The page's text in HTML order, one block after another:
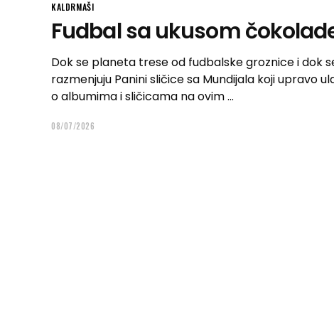
KALDRMAŠI
Fudbal sa ukusom
Dok se planeta trese od fudbalske groznice i dok
razmenjuju Panini sličice sa Mundijala koji upravo
o albumima i sličicama na ovim
08/07/2026